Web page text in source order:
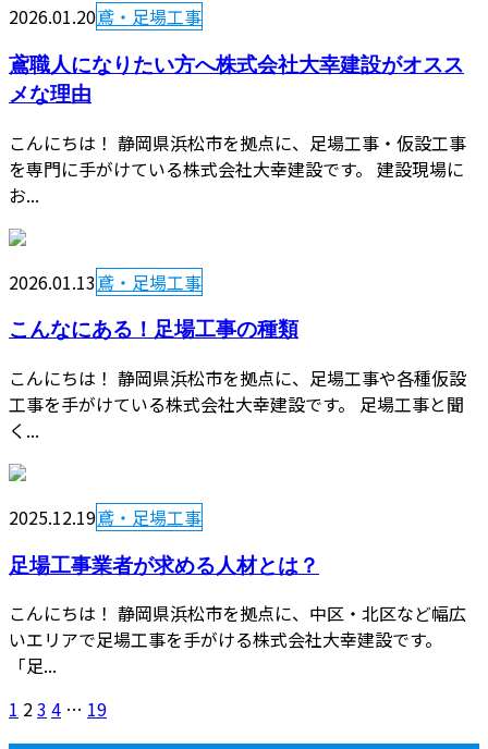
2026.01.20鳶・足場工事
鳶職人になりたい方へ株式会社大幸建設がオスス
メな理由
こんにちは！ 静岡県浜松市を拠点に、足場工事・仮設工事
を専門に手がけている株式会社大幸建設です。 建設現場に
お...
2026.01.13鳶・足場工事
こんなにある！足場工事の種類
こんにちは！ 静岡県浜松市を拠点に、足場工事や各種仮設
工事を手がけている株式会社大幸建設です。 足場工事と聞
く...
2025.12.19鳶・足場工事
足場工事業者が求める人材とは？
こんにちは！ 静岡県浜松市を拠点に、中区・北区など幅広
いエリアで足場工事を手がける株式会社大幸建設です。
「足...
1 23 4 … 19